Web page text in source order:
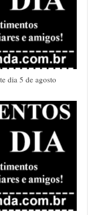
dia 5 de agosto